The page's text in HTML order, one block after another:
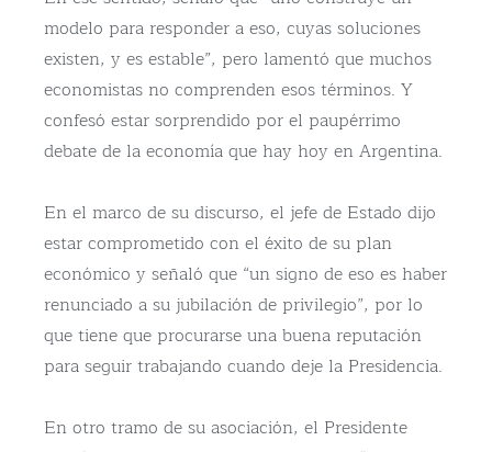
modelo para responder a eso, cuyas soluciones
existen, y es estable”, pero lamentó que muchos
economistas no comprenden esos términos. Y
confesó estar sorprendido por el paupérrimo
debate de la economía que hay hoy en Argentina.
En el marco de su discurso, el jefe de Estado dijo
estar comprometido con el éxito de su plan
económico y señaló que “un signo de eso es haber
renunciado a su jubilación de privilegio”, por lo
que tiene que procurarse una buena reputación
para seguir trabajando cuando deje la Presidencia.
En otro tramo de su asociación, el Presidente